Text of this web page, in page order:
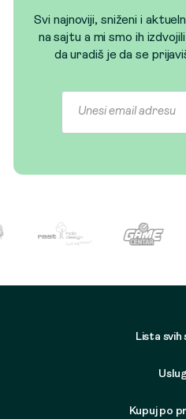
Svi najnoviji, sniženi i
na sajtu a mi smo ih
da uradiš je da se
Lista svih
Kupuj po